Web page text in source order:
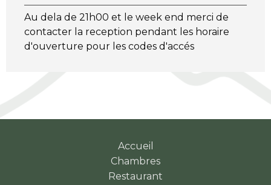
Au dela de 21h00 et le week end merci de
contacter la reception pendant les horaire
d'ouverture pour les codes d'accés
Accueil
Chambres
Restaurant